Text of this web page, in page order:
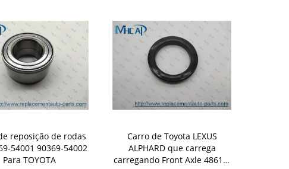
reposição de rodas
54001 90369-54002
Para TOYOTA
Carro de Toyota LEXUS
ALPHARD que carrega
carregando Front Axle 48619-